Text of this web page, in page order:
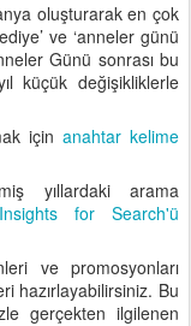
oluşturarak en çok
ve ‘anneler günü
Günü sonrası bu
küçük değişikliklerle
içinanahtar kelime
yıllardaki arama
for Search'ü
ve promosyonları
hazırlayabilirsiniz. Bu
gerçekten ilgilenen